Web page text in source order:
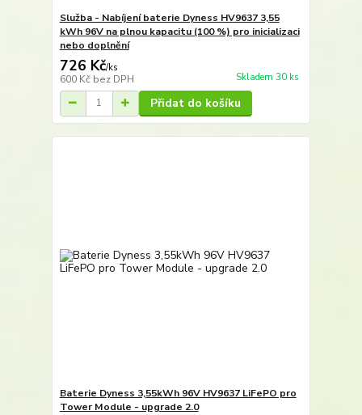
Služba - Nabíjení baterie Dyness HV9637 3,55
kWh 96V na plnou kapacitu (100 %) pro inicializaci
nebo doplnění
726 Kč/ks
600 Kč bez DPH Skladem 30 ks
Přidat do košíku
Baterie Dyness 3,55kWh 96V HV9637 LiFePO pro
Tower Module - upgrade 2.0